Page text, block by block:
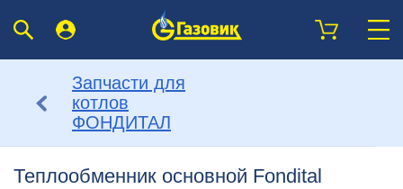
Запчасти для
котлов
ФОНДИТАЛ
Теплообменник основной Fondital